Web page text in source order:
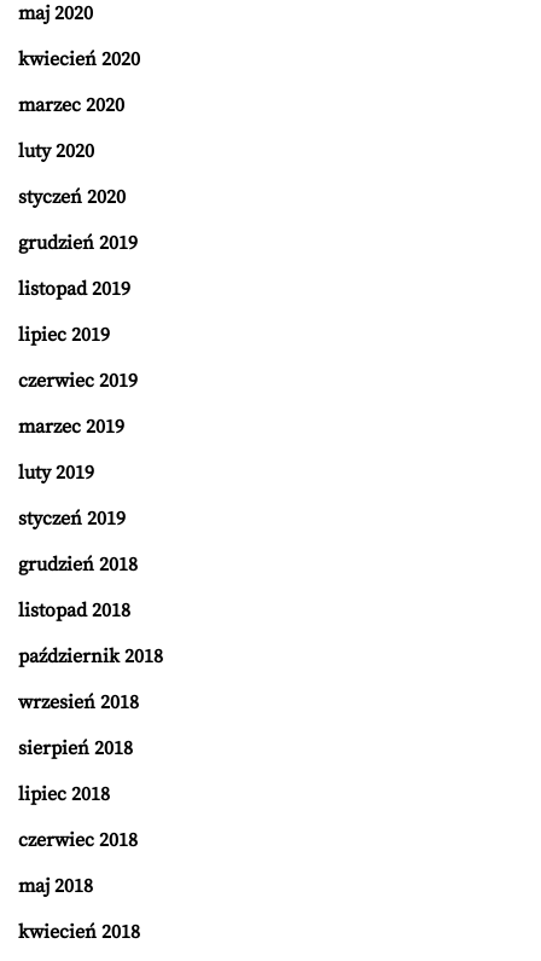
maj 2020
kwiecień 2020
marzec 2020
luty 2020
styczeń 2020
grudzień 2019
listopad 2019
lipiec 2019
czerwiec 2019
marzec 2019
luty 2019
styczeń 2019
grudzień 2018
listopad 2018
październik 2018
wrzesień 2018
sierpień 2018
lipiec 2018
czerwiec 2018
maj 2018
kwiecień 2018